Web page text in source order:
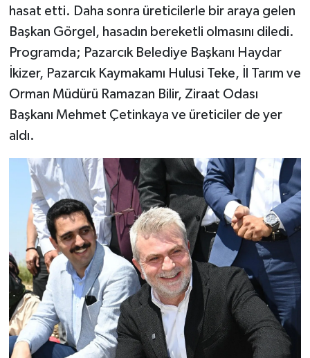
hasat etti. Daha sonra üreticilerle bir araya gelen
Başkan Görgel, hasadın bereketli olmasını diledi.
Programda; Pazarcık Belediye Başkanı Haydar
İkizer, Pazarcık Kaymakamı Hulusi Teke, İl Tarım ve
Orman Müdürü Ramazan Bilir, Ziraat Odası
Başkanı Mehmet Çetinkaya ve üreticiler de yer
aldı.